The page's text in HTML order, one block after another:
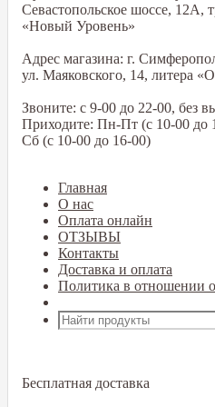
Севастопольское шоссе, 12А,
«Новый Уровень»
Адрес магазина: г.
ул. Маяковского, 14, литера
Звоните: с 9-00 до 22-00, без
Приходите: Пн-Пт (с 10-00 до
Сб (с 10-00 до 16-00)
Главная
О нас
Оплата онлайн
ОТЗЫВЫ
Контакты
Доставка и оплата
Политика в отношении
Бесплатная доставка